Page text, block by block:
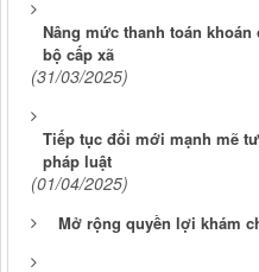
Nâng mức thanh toán
bộ cấp xã
(31/03/2025)
Tiếp tục đổi mới mạnh mẽ
pháp luật
(01/04/2025)
Mở rộng quyền lợi khám